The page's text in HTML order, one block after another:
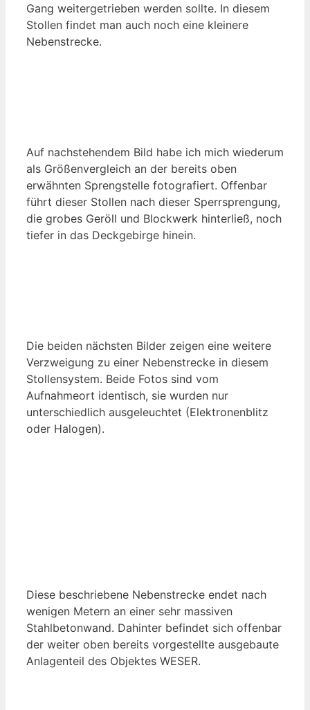
Gang weitergetrieben werden sollte. In diesem
Stollen findet man auch noch eine kleinere
Nebenstrecke.
Auf nachstehendem Bild habe ich mich wiederum
als Größenvergleich an der bereits oben
erwähnten Sprengstelle fotografiert. Offenbar
führt dieser Stollen nach dieser Sperrsprengung,
die grobes Geröll und Blockwerk hinterließ, noch
tiefer in das Deckgebirge hinein.
Die beiden nächsten Bilder zeigen eine weitere
Verzweigung zu einer Nebenstrecke in diesem
Stollensystem. Beide Fotos sind vom
Aufnahmeort identisch, sie wurden nur
unterschiedlich ausgeleuchtet (Elektronenblitz
oder Halogen).
Diese beschriebene Nebenstrecke endet nach
wenigen Metern an einer sehr massiven
Stahlbetonwand. Dahinter befindet sich offenbar
der weiter oben bereits vorgestellte ausgebaute
Anlagenteil des Objektes WESER.